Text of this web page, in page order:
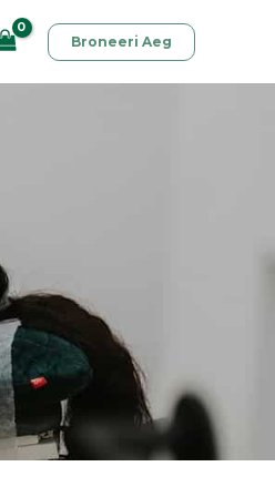
Broneeri Aeg